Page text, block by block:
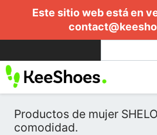
Este sitio web está en
Productos de mujer
comodidad.